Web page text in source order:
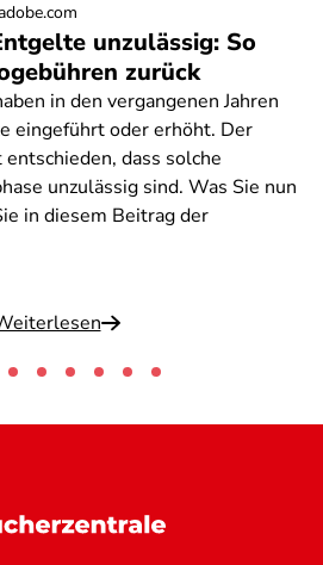
unzulässig: So
zurück
in den vergangenen Jahren
eingeführt oder erhöht. Der
dass solche
unzulässig sind. Was Sie nun
in diesem Beitrag der